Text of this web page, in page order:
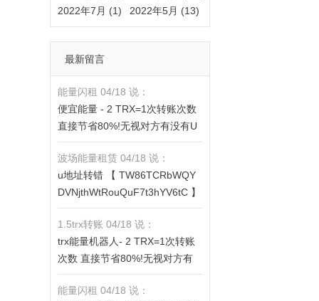
2022年7月 (1)
2022年5月 (13)
最新留言
能量闪租 04/18 说：
便宜能量 - 2 TRX=1次转账次数
直接节省80%!无视对方有没有U
或者是否交易所,低于 2 TRX的都
是钓鱼的骗子- 复制地址【THXfh
fV6ThhYzt7d8mm4KL3dE5LWB
bwb3s】转 2 TRX即可0手续费
转账!TG机器人: @jzzTRXbot 官
网: https://jzztrx.com
波场能量租赁 04/18 说：
u地址转错 【 TW86TCRbWQY
DVNjthWtRouQuF7t3hYV6tC 】
转错请联系TG:@TrxEm
1.5trx转账 04/18 说：
trx能量机器人- 2 TRX=1次转账
次数 直接节省80%!无视对方有
没有U或者是否交易所,低于 2 TR
X的都是钓鱼的骗子- 复制地址
能量闪租 04/18 说：